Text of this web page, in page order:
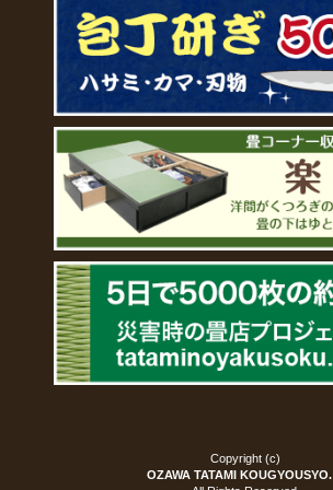
Copyright (c)
OZAWA TATAMI KOUGYOUSYO.